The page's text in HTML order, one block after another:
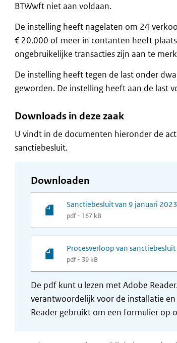
BTWwft niet aan voldaan.
De instelling heeft nagelaten om 24
€ 20.000 of meer in contanten heeft
ongebruikelijke transacties zijn aan te
De instelling heeft tegen de last onder
geworden. De instelling heeft aan de last
Downloads in deze zaak
U vindt in de documenten hieronder de
sanctiebesluit.
Downloaden
Sanctiebesluit van 9 januari
pdf - 167 kB
Procesverloop van
pdf - 39 kB
De pdf kunt u lezen met Adobe
verantwoordelijk voor de installatie
Reader gebruikt om een formulier op